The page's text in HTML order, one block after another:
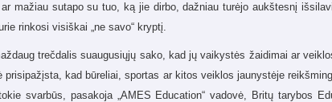
mažiau sutapo su tuo, ką jie dirbo, dažniau turėjo aukštesnį
rinkosi visiškai „ne savo“ kryptį.
trečdalis suaugusiųjų sako, kad jų vaikystės žaidimai ar
kad būreliai, sportas ar kitos veiklos jaunystėje
svarbūs, pasakoja „AMES Education“ vadovė, Britų tarybos